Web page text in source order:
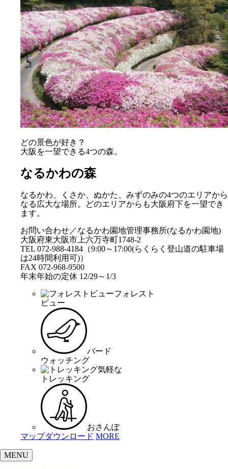
どの景色が好き？
大阪を一望できる4つの森。
なるかわの森
なるかわ、くさか、ぬかた、みずのみの4つのエリアから
なる広大な場所。どのエリアからも大阪府下を一望でき
ます。
お問い合わせ／なるかわ園地管理事務所(なるかわ園地)
大阪府東大阪市上六万寺町1748-2
TEL 072-988-4184（9:00～17:00(らくらく登山道の駐車場
は24時間利用可)）
FAX 072-968-9500
年末年始の定休 12/29～1/3
フォレスト
ビュー
バード
ウォッチング
気軽な
トレッキング
おさんぽ
マップダウンロード MORE
MENU